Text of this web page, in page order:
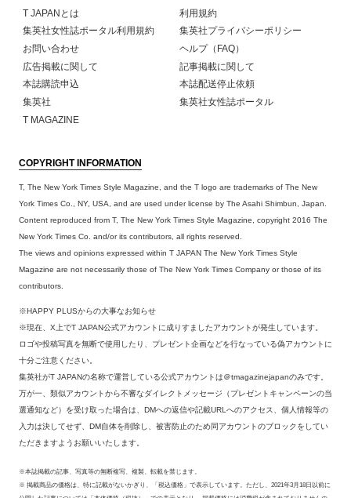
T JAPANとは
利用規約
集英社女性誌ポータル利用規約
集英社プライバシーポリシー
お問い合わせ
ヘルプ（FAQ）
広告掲載に関して
記事掲載に関して
本誌購読申込
本誌配送停止依頼
集英社
集英社女性誌ポータル
T MAGAZINE
COPYRIGHT INFORMATION
T, The New York Times Style Magazine, and the T logo are trademarks of The New
York Times Co., NY, USA, and are used under license by The Asahi Shimbun, Japan.
Content reproduced from T, The New York Times Style Magazine, copyright 2016 The
New York Times Co. and/or its contributors, all rights reserved.
The views and opinions expressed within T JAPAN The New York Times Style
Magazine are not necessarily those of The New York Times Company or those of its
contributors.
※HAPPY PLUSからの大事なお知らせ
※現在、X上でT JAPAN公式アカウントに成りすましたアカウントが発生しています。
ロゴや投稿写真を無断で使用したり、プレゼント企画などを行なっている偽アカウントに
十分ご注意ください。
集英社がT JAPANの名称で運営している公式アカウントは＠tmagazinejapanのみです。
万が一、類似アカウントから不審なダイレクトメッセージ（プレゼントキャンペーンの当
選通知など）を受け取った場合は、DMへの返信や記載URLへのアクセス、個人情報等の
入力は決してせず、DM自体を削除し、被害防止のため同アカウントのブロックをしてい
ただきますようお願いいたします。
※本誌掲載の記事、写真等の無断複写、複製、転載を禁じます。
※ 掲載商品の価格は、特に記載がないかぎり、「税込価格」で表示しています。ただし、2021年3月18日以前に